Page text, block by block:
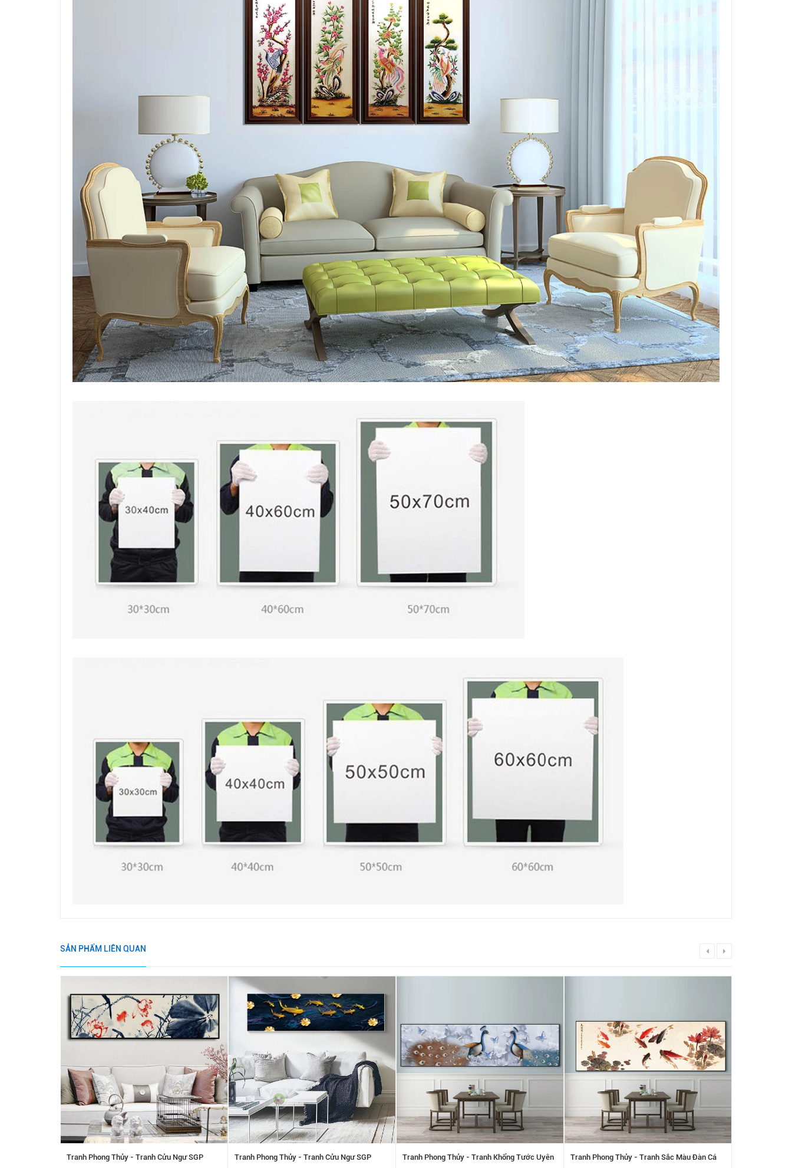
SẢN PHẨM LIÊN QUAN
Tranh Phong Thủy - Tranh Cửu Ngư SGP Tranh Phong Thủy - Tranh Cửu Ngư SGP Tranh Phong Thủy - Tranh Khổng Tước Uyên Tranh Phong Thủy - Tranh Sắc Màu Đàn Cá